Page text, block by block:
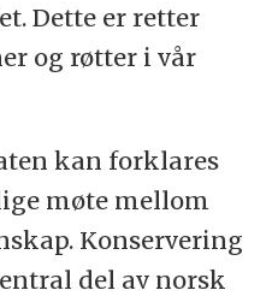
Dette er retter
og røtter i vår
kan forklares
møte mellom
Konservering
del av norsk